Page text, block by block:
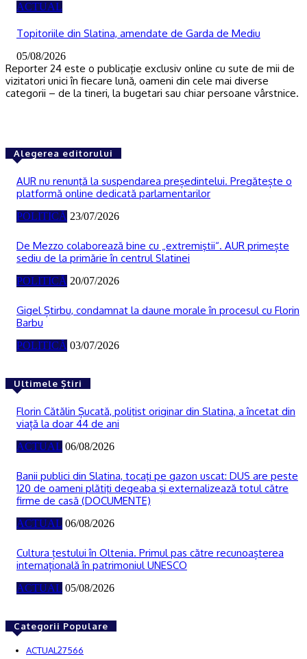
ACTUAL
Topitoriile din Slatina, amendate de Garda de Mediu
05/08/2026
Reporter 24 este o publicaţie exclusiv online cu sute de mii de
vizitatori unici în fiecare lună, oameni din cele mai diverse
categorii – de la tineri, la bugetari sau chiar persoane vârstnice.
Alegerea editorului
AUR nu renunţă la suspendarea președintelui. Pregătește o
platformă online dedicată parlamentarilor
POLITICĂ 23/07/2026
De Mezzo colaborează bine cu „extremiştii“. AUR primește
sediu de la primărie în centrul Slatinei
POLITICĂ 20/07/2026
Gigel Știrbu, condamnat la daune morale în procesul cu Florin
Barbu
POLITICĂ 03/07/2026
Ultimele Știri
Florin Cătălin Șucată, poliţist originar din Slatina, a încetat din
viață la doar 44 de ani
ACTUAL 06/08/2026
Banii publici din Slatina, tocaţi pe gazon uscat: DUS are peste
120 de oameni plătiţi degeaba şi externalizează totul către
firme de casă (DOCUMENTE)
ACTUAL 06/08/2026
Cultura țestului în Oltenia. Primul pas către recunoașterea
internațională în patrimoniul UNESCO
ACTUAL 05/08/2026
Categorii Populare
ACTUAL 27566